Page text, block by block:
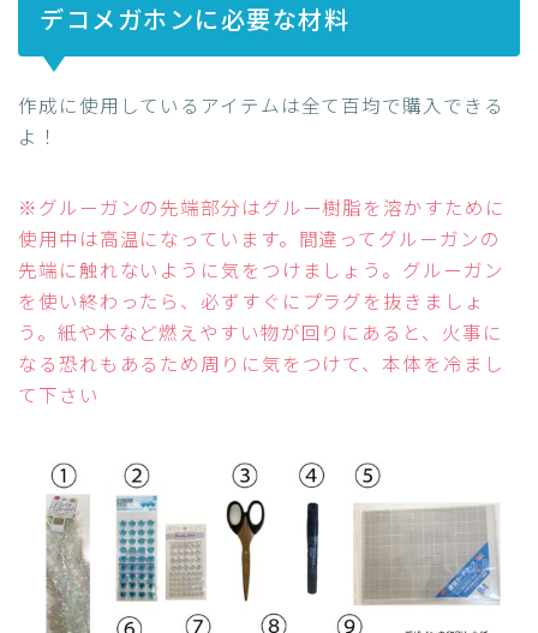
デコメガホンに必要な材料
作成に使用しているアイテムは全て百均で購入できる
よ！
※グルーガンの先端部分はグルー樹脂を溶かすために
使用中は高温になっています。間違ってグルーガンの
先端に触れないように気をつけましょう。グルーガン
を使い終わったら、必ずすぐにプラグを抜きましょ
う。紙や木など燃えやすい物が回りにあると、火事に
なる恐れもあるため周りに気をつけて、本体を冷まし
て下さい